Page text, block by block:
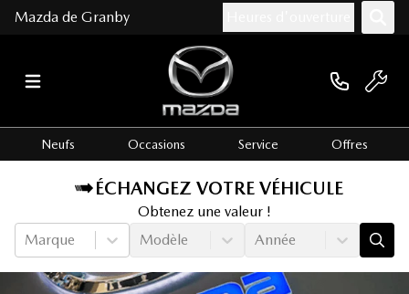
Mazda de Granby
Neufs Occasions Service Offres
ÉCHANGEZ VOTRE VÉHICULE
Obtenez une valeur !
Marque
Modèle Année